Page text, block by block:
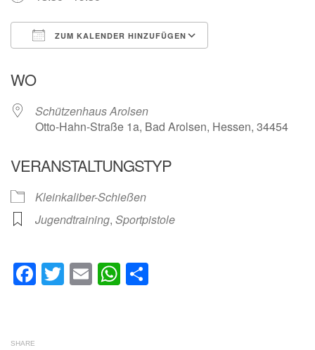
ZUM KALENDER HINZUFÜGEN
WO
Schützenhaus Arolsen
Otto-Hahn-Straße 1a, Bad Arolsen, Hessen, 34454
VERANSTALTUNGSTYP
Kleinkaliber-Schießen
Jugendtraining, Sportpistole
Facebook
Twitter
EmailWhatsApp
SHARE